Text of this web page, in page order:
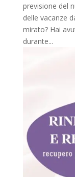
previsione del
delle vacanze
mirato? Hai
durante...